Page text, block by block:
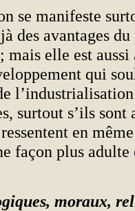
se manifeste
des avantages du
mais elle est
qui
surtout s’ils sont
en
façon plus adulte
moraux,